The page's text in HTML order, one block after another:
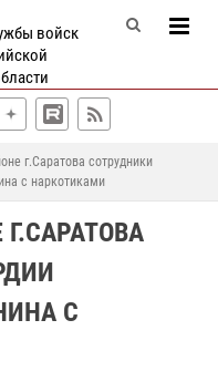
войск
г.Саратова сотрудники
с наркотиками
С